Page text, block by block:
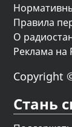
Правила
О
Реклама на
Copyright
Стань